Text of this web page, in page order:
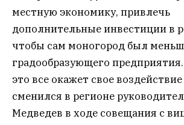
местную экономику, привлечь
дополнительные инвестиции в
чтобы сам моногород был
градообразующего
это все окажет свое
сменился в регионе
Медведев в ходе совещания с